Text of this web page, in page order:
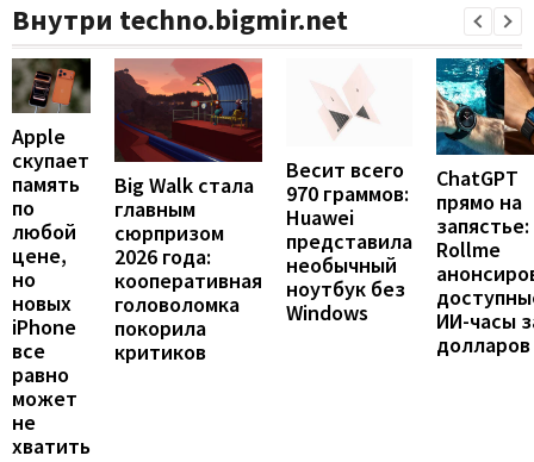
Внутри techno.bigmir.net
Apple
скупает
память
по
любой
цене,
но
новых
iPhone
все
равно
может
не
хватить
Big Walk стала
главным
сюрпризом
2026 года:
кооперативная
головоломка
покорила
критиков
Весит всего
970 граммов:
Huawei
представила
необычный
ноутбук без
Windows
ChatGPT
прямо на
запястье:
Rollme
ИИ-часы
долларов